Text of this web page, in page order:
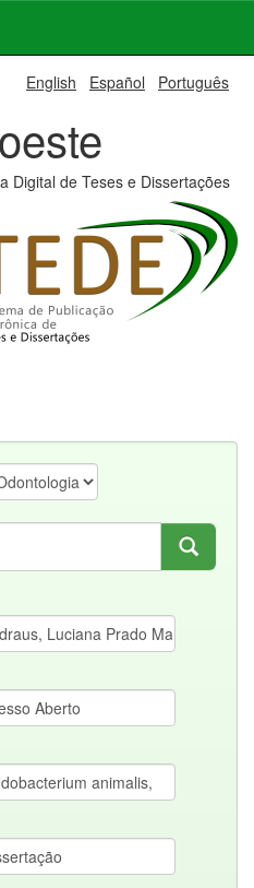
English Español Português
Digital de Teses e Dissertações